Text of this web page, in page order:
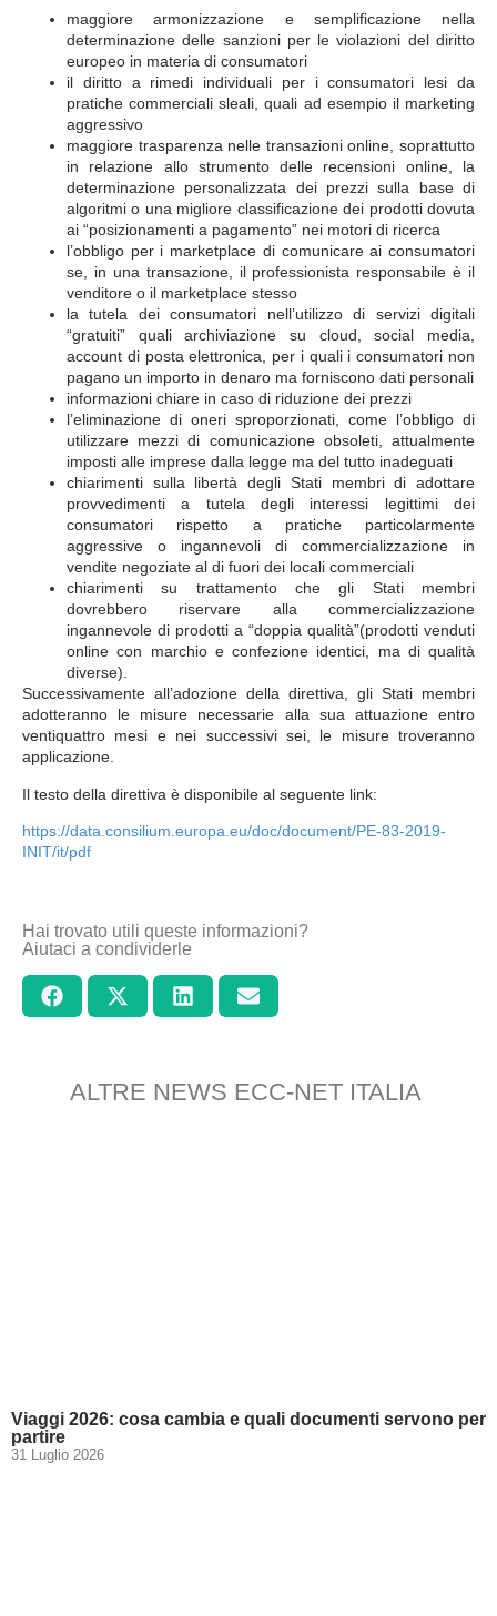
maggiore armonizzazione e semplificazione nella
determinazione delle sanzioni per le violazioni del diritto
europeo in materia di consumatori
il diritto a rimedi individuali per i consumatori lesi da
pratiche commerciali sleali, quali ad esempio il marketing
aggressivo
maggiore trasparenza nelle transazioni online, soprattutto
in relazione allo strumento delle recensioni online, la
determinazione personalizzata dei prezzi sulla base di
algoritmi o una migliore classificazione dei prodotti dovuta
ai “posizionamenti a pagamento” nei motori di ricerca
l’obbligo per i marketplace di comunicare ai consumatori
se, in una transazione, il professionista responsabile è il
venditore o il marketplace stesso
la tutela dei consumatori nell’utilizzo di servizi digitali
“gratuiti” quali archiviazione su cloud, social media,
account di posta elettronica, per i quali i consumatori non
pagano un importo in denaro ma forniscono dati personali
informazioni chiare in caso di riduzione dei prezzi
l’eliminazione di oneri sproporzionati, come l’obbligo di
utilizzare mezzi di comunicazione obsoleti, attualmente
imposti alle imprese dalla legge ma del tutto inadeguati
chiarimenti sulla libertà degli Stati membri di adottare
provvedimenti a tutela degli interessi legittimi dei
consumatori rispetto a pratiche particolarmente
aggressive o ingannevoli di commercializzazione in
vendite negoziate al di fuori dei locali commerciali
chiarimenti su trattamento che gli Stati membri
dovrebbero riservare alla commercializzazione
ingannevole di prodotti a “doppia qualità”(prodotti venduti
online con marchio e confezione identici, ma di qualità
diverse).
Successivamente all’adozione della direttiva, gli Stati membri
adotteranno le misure necessarie alla sua attuazione entro
ventiquattro mesi e nei successivi sei, le misure troveranno
applicazione.
Il testo della direttiva è disponibile al seguente link:
https://data.consilium.europa.eu/doc/document/PE-83-2019-
INIT/it/pdf
Hai trovato utili queste informazioni?
Aiutaci a condividerle
ALTRE NEWS ECC-NET ITALIA
Viaggi 2026: cosa cambia e quali documenti servono per
partire
31 Luglio 2026